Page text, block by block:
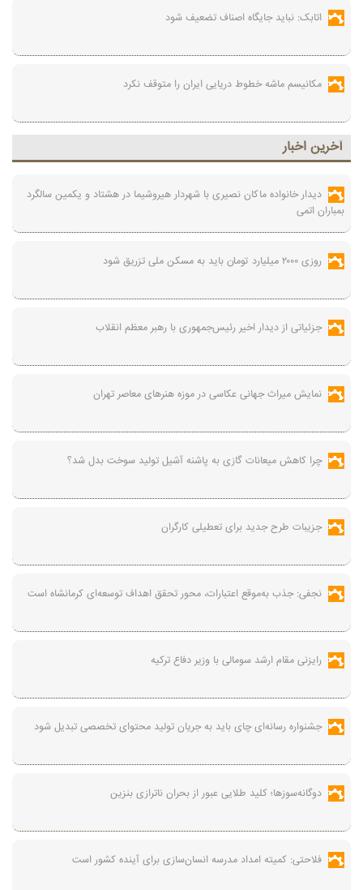
اتابک: نباید جایگاه اصناف تضعیف شود
مکانیسم ماشه خطوط دریایی ایران را متوقف نکرد
آخرين اخبار
دیدار خانواده ماکان نصیری با شهردار هیروشیما در هشتاد و یکمین سالگرد
بمباران اتمی
روزی ۲۰۰۰ میلیارد تومان باید به مسکن ملی تزریق شود
جزئیاتی از دیدار اخیر رئیس‌جمهوری با رهبر معظم انقلاب
نمایش میراث جهانی عکاسی در موزه هنرهای معاصر تهران
چرا کاهش میعانات گازی به پاشنه آشیل تولید سوخت بدل شد؟
جزیبات طرح جدید برای تعطیلی کارگران
نجفی: جذب به‌موقع اعتبارات، محور تحقق اهداف توسعه‌ای کرمانشاه است
رایزنی مقام ارشد سومالی با وزیر دفاع ترکیه
جشنواره رسانه‌ای چای باید به جریان تولید محتوای تخصصی تبدیل شود
دوگانه‌سوزها؛ کلید طلایی عبور از بحران ناترازی بنزین
فلاحتی: کمیته امداد مدرسه انسان‌سازی برای آینده کشور است